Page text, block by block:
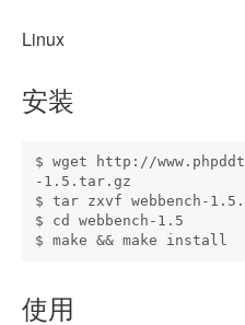
Linux
安装
$ wget http://
-1.5.tar.gz
$ tar zxvf webbench-
$ cd webbench-1.5
使用